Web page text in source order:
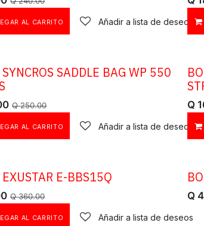
AL CARRITO Añadir a lista de deseos
SADDLE BAG WP 550
Q250.00
AL CARRITO Añadir a lista de deseos
Q
EXUSTAR E-BBS15Q
Q360.00
AL CARRITO Añadir a lista de deseos
Q